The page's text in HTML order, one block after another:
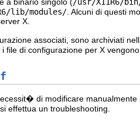
lib/modules/ . Alcuni di questi
X.
associati, sono archiviati
file di configurazione per X
di modificare manualmente
effettua un troubleshooting.